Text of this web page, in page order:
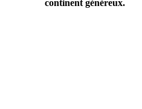
continent généreux.